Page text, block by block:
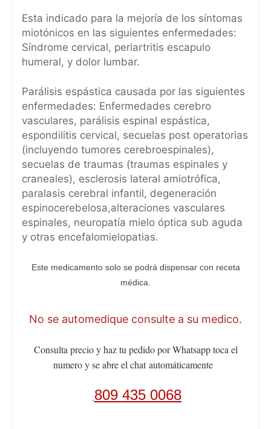
Esta indicado para la mejoría de los síntomas
miotónicos en las siguientes enfermedades:
Síndrome cervical, periartritis escapulo
humeral, y dolor lumbar.
Parálisis espástica causada por las siguientes
enfermedades: Enfermedades cerebro
vasculares, parálisis espinal espástica,
espondilitis cervical, secuelas post operatorias
(incluyendo tumores cerebroespinales),
secuelas de traumas (traumas espinales y
craneales), esclerosis lateral amiotrófica,
paralasis cerebral infantil, degeneración
espinocerebelosa,alteraciones vasculares
espinales, neuropatía mielo óptica sub aguda
y otras encefalomielopatias.
Este medicamento solo se podrá dispensar con receta
médica.
No se automedique consulte a su medico.
Consulta precio y haz tu pedido por Whatsapp toca el
numero y se abre el chatautomáticamente
809 435 0068